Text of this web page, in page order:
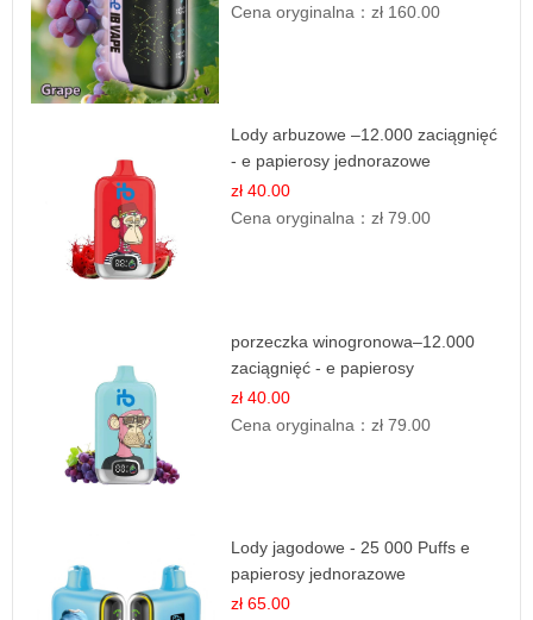
Cena oryginalna：zł 160.00
Lody arbuzowe –12.000 zaciągnięć
- e papierosy jednorazowe
zł 40.00
Cena oryginalna：zł 79.00
porzeczka winogronowa–12.000
zaciągnięć - e papierosy
zł 40.00
Cena oryginalna：zł 79.00
Lody jagodowe - 25 000 Puffs e
papierosy jednorazowe
zł 65.00